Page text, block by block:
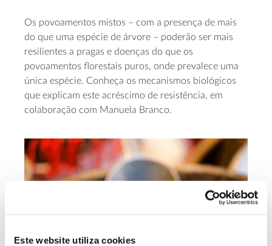
Este website utiliza cookies
Os povoamentos mistos – com a presença de mais
do que uma espécie de árvore – poderão ser mais
resilientes a pragas e doenças do que os
povoamentos florestais puros, onde prevalece uma
única espécie. Conheça os mecanismos biológicos
que explicam este acréscimo de resistência, em
colaboração com Manuela Branco.